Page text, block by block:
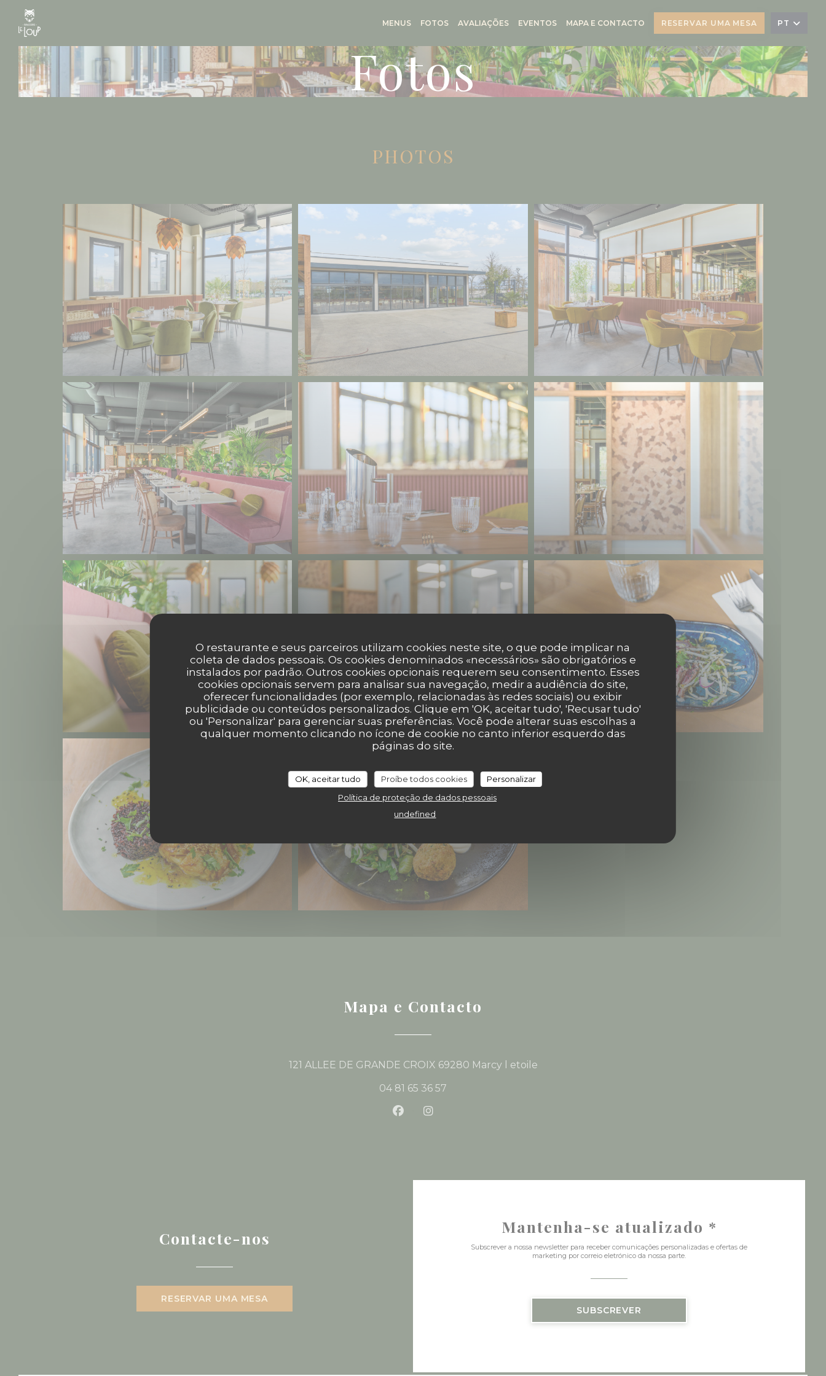
Painel de Gerenciamento de Cookies
O restaurante e seus parceiros utilizam cookies neste site, o que pode implicar na
coleta de dados pessoais. Os cookies denominados «necessários» são obrigatórios e
instalados por padrão. Outros cookies opcionais requerem seu consentimento. Esses
cookies opcionais servem para analisar sua navegação, medir a audiência do site,
oferecer funcionalidades (por exemplo, relacionadas às redes sociais) ou exibir
publicidade ou conteúdos personalizados. Clique em 'OK, aceitar tudo', 'Recusar tudo'
ou 'Personalizar' para gerenciar suas preferências. Você pode alterar suas escolhas a
qualquer momento clicando no ícone de cookie no canto inferior esquerdo das
páginas do site.
OK, aceitar tudo Proíbe todos cookies
Personalizar
Política de proteção de dados pessoais
undefined
MENUS FOTOS AVALIAÇÕES EVENTOS MAPA E CONTACTO RESERVAR UMA MESA PT
Fotos
PHOTOS
Mapa e Contacto
121 ALLEE DE GRANDE CROIX 69280 Marcy l etoile((abre numa nova janela))
04 81 65 36 57
Facebook ((abre numa nova janela))
Instagram ((abre numa nova janela))
Contacte-nos
RESERVAR UMA MESA
Mantenha-se atualizado *
Subscrever a nossa newsletter para receber comunicações personalizadas e ofertas de
marketing por correio eletrónico da nossa parte.
SUBSCREVER